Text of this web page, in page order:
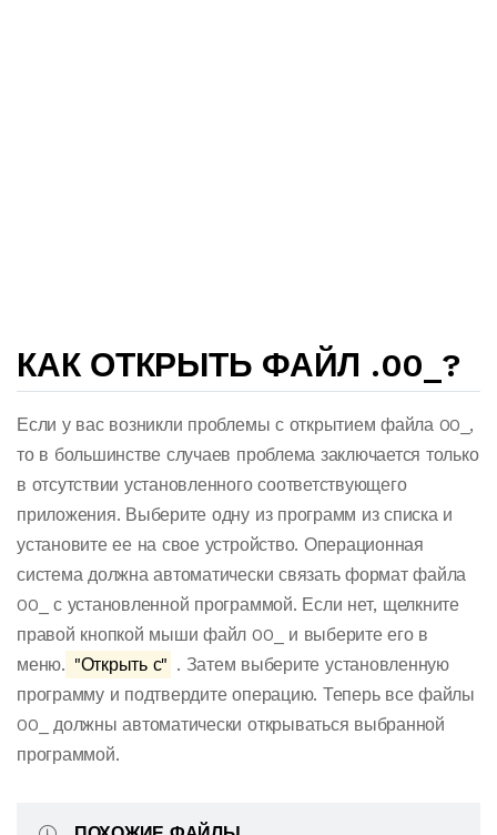
КАК ОТКРЫТЬ ФАЙЛ .00_?
Если у вас возникли проблемы с открытием файла 00_,
то в большинстве случаев проблема заключается только
в отсутствии установленного соответствующего
приложения. Выберите одну из программ из списка и
установите ее на свое устройство. Операционная
система должна автоматически связать формат файла
00_ с установленной программой. Если нет, щелкните
правой кнопкой мыши файл 00_ и выберите его в
меню. "Открыть с" . Затем выберите установленную
программу и подтвердите операцию. Теперь все файлы
00_ должны автоматически открываться выбранной
программой.